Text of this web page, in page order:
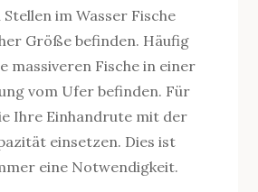
im Wasser Fische
Größe befinden. Häufig
massiveren Fische in einer
vom Ufer befinden. Für
Ihre Einhandrute mit der
einsetzen. Dies ist
eine Notwendigkeit.